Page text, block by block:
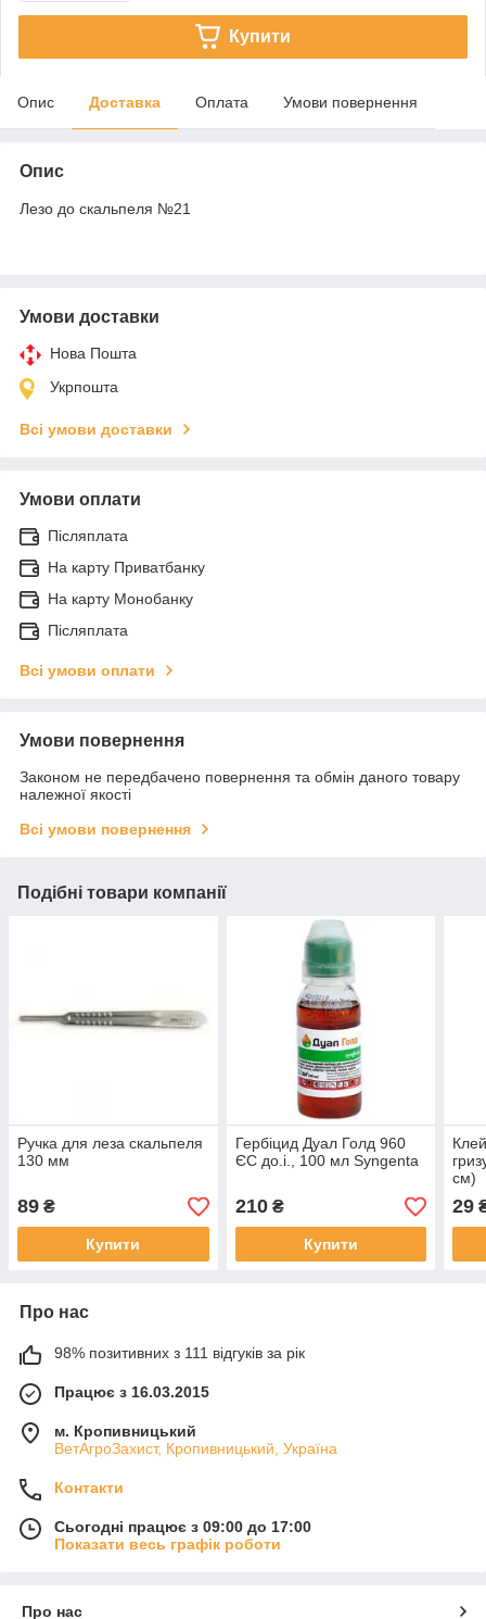
Купити
Опис Доставка Оплата Умови повернення
Опис
Лезо до скальпеля №21
Умови доставки
Нова Пошта
Укрпошта
Всі умови доставки
Умови оплати
Післяплата
На карту Приватбанку
На карту Монобанку
Післяплата
Всі умови оплати
Умови повернення
Законом не передбачено повернення та обмін даного товару
належної якості
Всі умови повернення
Подібні товари компанії
Ручка для леза скальпеля
130 мм
89 ₴
Купити
Гербіцид Дуал Голд 960
ЄС до.і., 100 мл Syngenta
210₴
Купити
см)
29
Про нас
98% позитивних з 111 відгуків за рік
Працює з 16.03.2015
м. Кропивницький
ВетАгроЗахист, Кропивницький, Україна
Контакти
Сьогодні працює з 09:00 до 17:00
Показати весь графік роботи
Про нас